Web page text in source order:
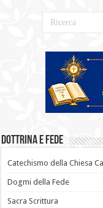
Dottrina e Fede
Catechismo della Chiesa
Dogmi della Fede
Sacra Scrittura